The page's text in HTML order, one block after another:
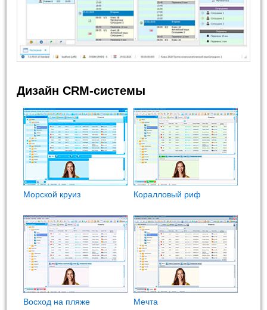
Дизайн CRM-системы
Морской круиз Коралловый риф
Восход на пляже Мечта